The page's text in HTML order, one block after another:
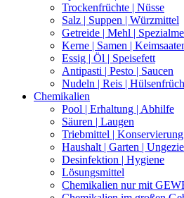
Trockenfrüchte | Nüsse
Salz | Suppen | Würzmittel
Getreide | Mehl |
Kerne | Samen |
Essig | Öl | Speisefett
Antipasti | Pesto | Saucen
Nudeln | Reis |
Chemikalien
Pool | Erhaltung | Abhilfe
Säuren | Laugen
Triebmittel | Konservierung
Haushalt | Garten |
Desinfektion | Hygiene
Lösungsmittel
Chemikalien nur mit